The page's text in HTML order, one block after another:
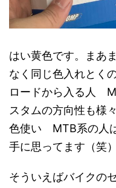
はい黄色です。まあ
なく同じ色入れとく
ロードから入る人
スタムの方向性も様
色使い MTB系の人
手に思ってます（笑）
そういえばバイクの